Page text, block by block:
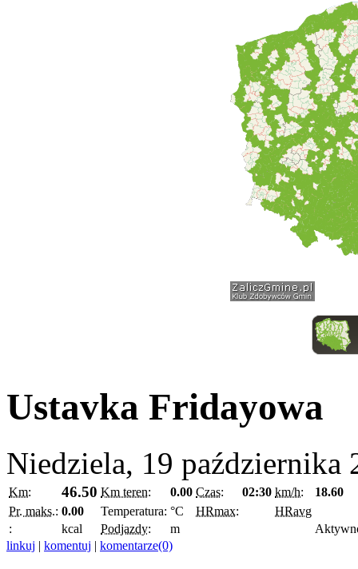
Ustavka Fridayowa
Niedziela, 19 października
Km: 46.50 Km teren: 0.00 Czas: 02:30 km/h:
18.60
Pr. maks.: 0.00 Temperatura: °C HRmax:
HRavg
:
kcal Podjazdy: m
linkuj | komentuj | komentarze(0)